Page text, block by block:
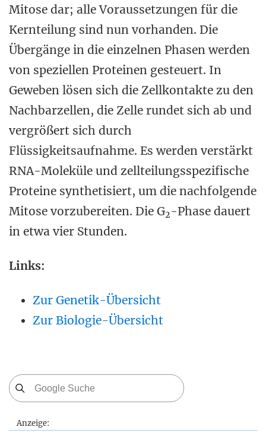
Mitose dar; alle Voraussetzungen für die
Kernteilung sind nun vorhanden. Die
Übergänge in die einzelnen Phasen werden
von speziellen Proteinen gesteuert. In
Geweben lösen sich die Zellkontakte zu den
Nachbarzellen, die Zelle rundet sich ab und
vergrößert sich durch
Flüssigkeitsaufnahme. Es werden verstärkt
RNA-Moleküle und zellteilungsspezifische
Proteine synthetisiert, um die nachfolgende
Mitose vorzubereiten. Die G2-Phase dauert
in etwa vier Stunden.
Links:
Zur Genetik-Übersicht
Zur Biologie-Übersicht
Anzeige: